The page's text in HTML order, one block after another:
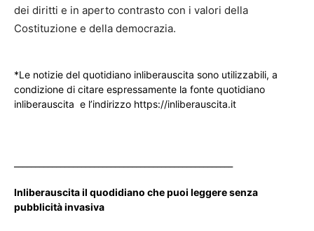
dei diritti e in aperto contrasto con i valori della
Costituzione e della democrazia.
*Le notizie del quotidiano inliberauscita sono utilizzabili, a
condizione di citare espressamente la fonte quotidiano
inliberauscita e l’indirizzo https://inliberauscita.it
Inliberauscita il quodidiano che puoi leggere senza
pubblicità invasiva